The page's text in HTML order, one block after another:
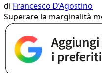
di Francesco D’Agostino
Superare la marginalità